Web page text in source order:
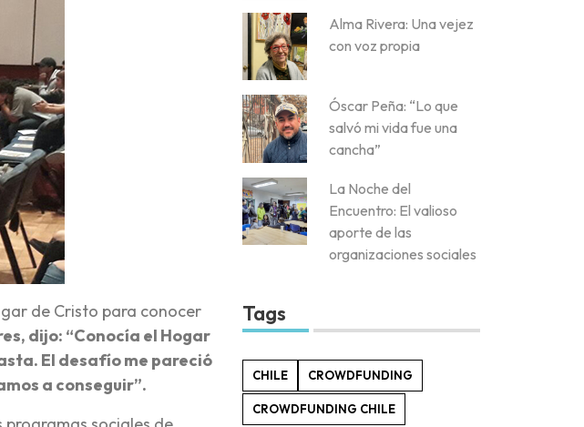
de Cristo para conocer
dijo: “Conocía el Hogar
El desafío me pareció
a conseguir”.
Alma Rivera: Una vejez
con voz propia
Óscar Peña: “Lo que
salvó mi vida fue una
cancha”
La Noche del
Encuentro: El valioso
aporte de las
organizaciones sociales
Tags
CHILE CROWDFUNDING
CROWDFUNDING CHILE